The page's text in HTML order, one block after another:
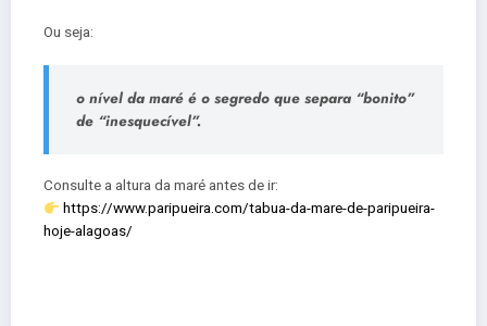
Ou seja:
o nível da maré é o segredo que separa “bonito”
de “inesquecível”.
Consulte a altura da maré antes de ir:
https://www.paripueira.com/tabua-da-mare-de-paripueira-
hoje-alagoas/